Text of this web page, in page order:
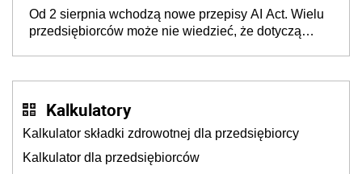
będzie
Od 2 sierpnia wchodzą nowe przepisy AI Act. Wielu
przedsiębiorców może nie wiedzieć, że dotyczą
Kalkulatory
Kalkulator składki zdrowotnej dla przedsiębiorcy
Kalkulator dla przedsiębiorców